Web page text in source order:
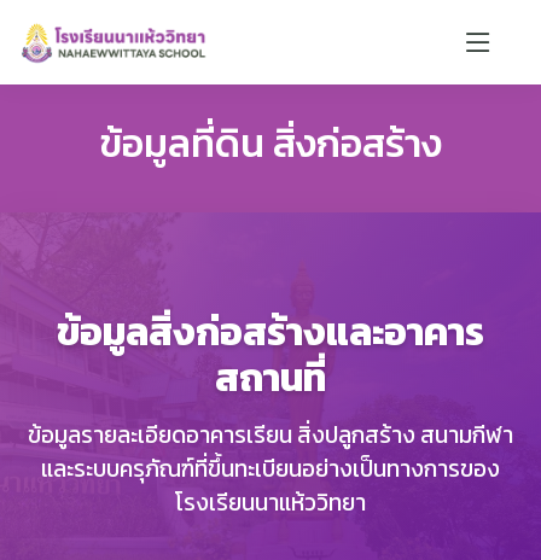
ข้อมูลที่ดิน สิ่งก่อสร้าง
ข้อมูลสิ่งก่อสร้างและอาคาร
สถานที่
ข้อมูลรายละเอียดอาคารเรียน สิ่งปลูกสร้าง สนามกีฬา
และระบบครุภัณฑ์ที่ขึ้นทะเบียนอย่างเป็นทางการของ
โรงเรียนนาแห้ววิทยา